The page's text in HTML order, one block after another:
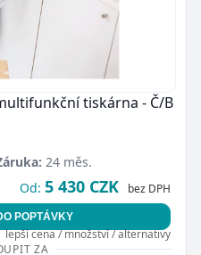
tiskárna - Č/B
24 měs.
Od: 5 430 CZK bez DPH
POPTÁVKY
lepší cena / množství / alternativy
ZA